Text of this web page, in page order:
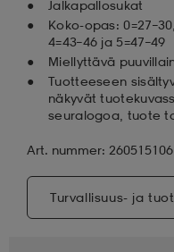
Jalkapallosukat
Koko-opas:
4=43–46 ja 5=47–49
Miellyttävä
Tuotteeseen
näkyvät
seuralogoa, tuote
Art. nummer: 260515106
Turvallisuus- ja